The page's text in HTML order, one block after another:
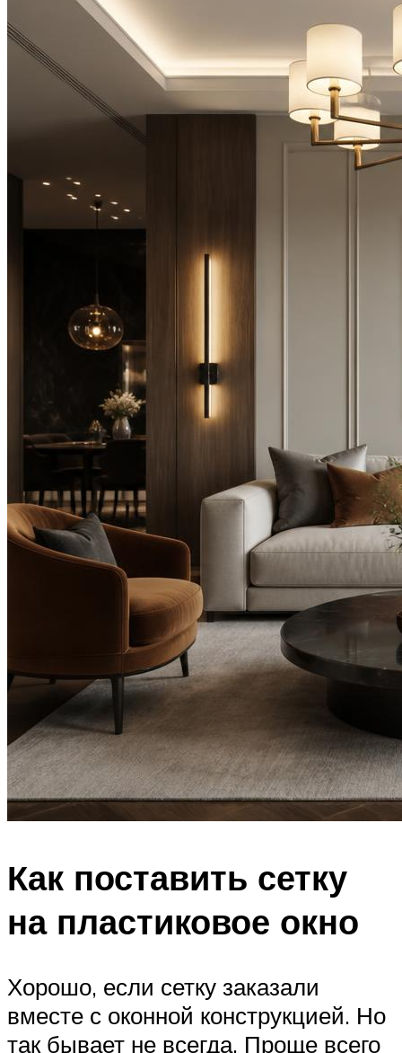
Как поставить сетку
на пластиковое окно
Хорошо, если сетку заказали
вместе с оконной конструкцией. Но
так бывает не всегда. Проще всего